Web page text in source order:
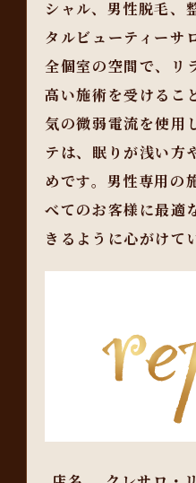
シャル、男性脱毛、
タルビューティーサ
全個室の空間で、リ
高い施術を受けるこ
気の微弱電流を使用
テは、眠りが浅い方
めです。男性専用の
べてのお客様に最適
きるように心がけて